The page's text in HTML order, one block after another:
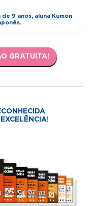
9 anos, aluna Kumon
GRATUITA!